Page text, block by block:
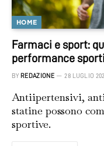
HOME
Farmaci e sport:
performance
BY REDAZIONE 28 LUGLIO
Antiipertensivi,
statine possono
sportive.